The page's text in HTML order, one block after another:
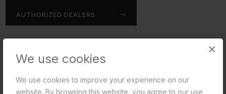
×
We use cookies
We use cookies to improve your experience on our
website. By browsing this website, you agree to our use
AUTHORIZED DEALERS
Jaquar reserves the right at its sole discretion, to
change/modify/alter any product specification at any time
without notice, where improvement can be effected in